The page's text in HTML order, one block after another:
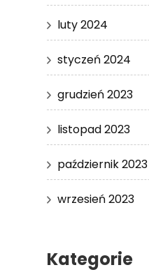
luty 2024
styczeń 2024
grudzień 2023
listopad 2023
październik 2023
wrzesień 2023
Kategorie